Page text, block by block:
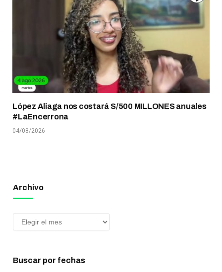
López Aliaga nos costará S/500 MILLONES anuales
#LaEncerrona
04/08/2026
Archivo
Buscar por fechas